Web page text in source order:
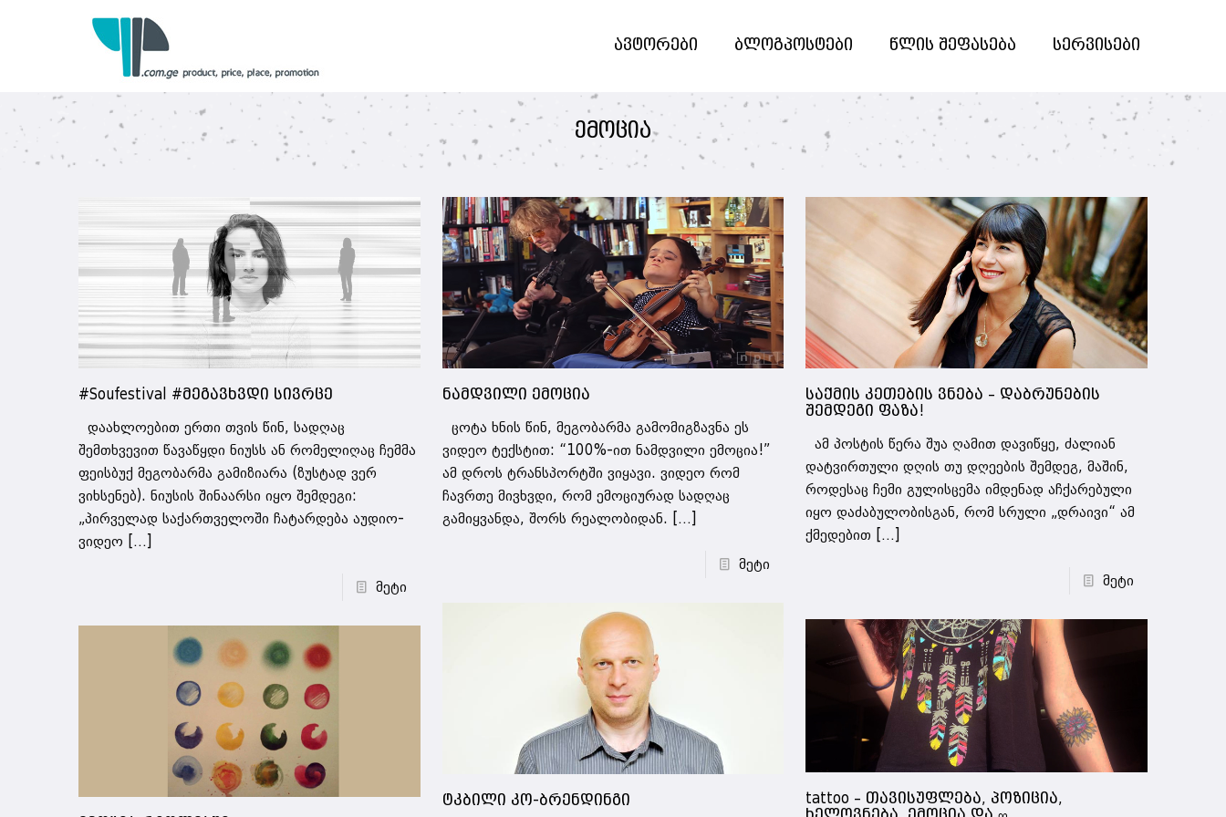
ავტორები ბლოგპოსტები წლის შეფასება სერვისები
ემოცია
#Soufestival #მეგავხვდი სივრცე
დაახლოებით ერთი თვის წინ, სადღაც
შემთხვევით წავაწყდი ნიუსს ან რომელიღაც ჩემმა
ფეისბუქ მეგობარმა გამიზიარა (ზუსტად ვერ
ვიხსენებ). ნიუსის შინაარსი იყო შემდეგი:
„პირველად საქართველოში ჩატარდება აუდიო-
ვიდეო […]
მეტი
ნამდვილი ემოცია
ცოტა ხნის წინ, მეგობარმა გამომიგზავნა ეს
ვიდეო ტექსტით: “100%-ით ნამდვილი ემოცია!”
ამ დროს ტრანსპორტში ვიყავი. ვიდეო რომ
ჩავრთე მივხვდი, რომ ემოციურად სადღაც
გამიყვანდა, შორს რეალობიდან. […]
მეტი
საქმის კეთების ვნება – დაბრუნების
შემდეგი ფაზა!
ამ პოსტის წერა შუა ღამით დავიწყე, ძალიან
დატვირთული დღის თუ დღეების შემდეგ, მაშინ,
როდესაც ჩემი გულისცემა იმდენად აჩქარებული
იყო დაძაბულობისგან, რომ სრული „დრაივი“ ამ
ქმედებით […]
მეტი
ტკბილი კო-ბრენდინგი
tattoo – თავისუფლება, პოზიცია,